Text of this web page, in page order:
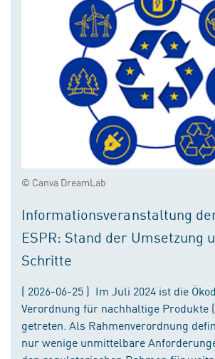
© Canva DreamLab
Informationsveranstaltung
ESPR: Stand der Umsetzung
Schritte
( 2026-06-25 ) Im Juli 2024 ist die
Verordnung für nachhaltige Produkte
getreten. Als Rahmenverordnung
nur wenige unmittelbare